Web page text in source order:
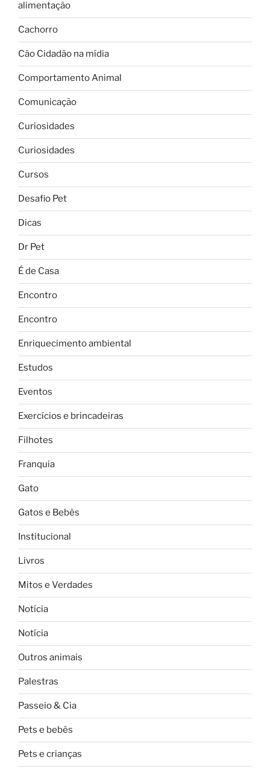
alimentação
Cachorro
Cão Cidadão na mídia
Comportamento Animal
Comunicação
Curiosidades
Curiosidades
Cursos
Desafio Pet
Dicas
Dr Pet
É de Casa
Encontro
Encontro
Enriquecimento ambiental
Estudos
Eventos
Exercícios e brincadeiras
Filhotes
Franquia
Gato
Gatos e Bebês
Institucional
Livros
Mitos e Verdades
Notícia
Notícia
Outros animais
Palestras
Passeio & Cia
Pets e bebês
Pets e crianças